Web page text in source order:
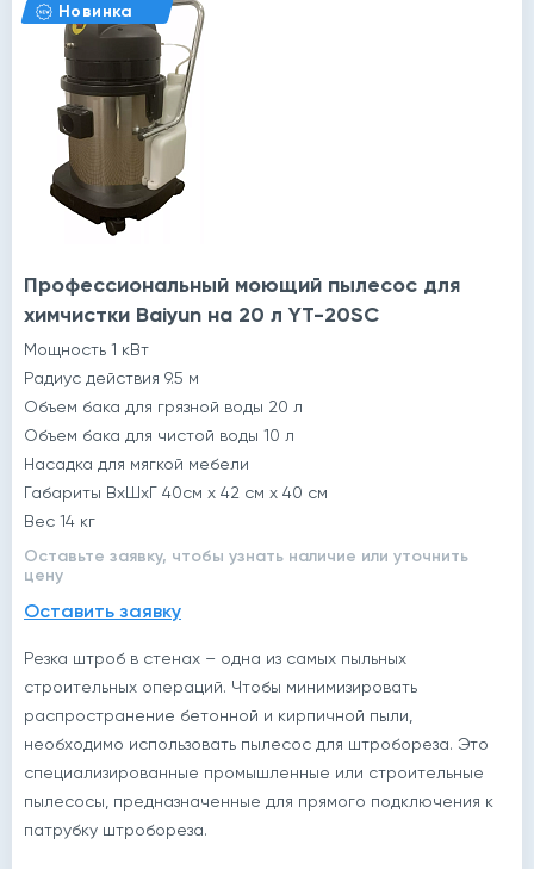
Новинка
Профессиональный моющий пылесос для
химчистки Baiyun на 20 л YT-20SC
Мощность 1 кВт
Радиус действия 9.5 м
Объем бака для грязной воды 20 л
Объем бака для чистой воды 10 л
Насадка для мягкой мебели
Габариты ВхШхГ 40см х 42 см х 40 см
Вес 14 кг
Оставьте заявку, чтобы узнать наличие или уточнить
цену
Оставить заявку
Резка штроб в стенах – одна из самых пыльных
строительных операций. Чтобы минимизировать
распространение бетонной и кирпичной пыли,
необходимо использовать пылесос для штробореза. Это
специализированные промышленные или строительные
пылесосы, предназначенные для прямого подключения к
патрубку штробореза.